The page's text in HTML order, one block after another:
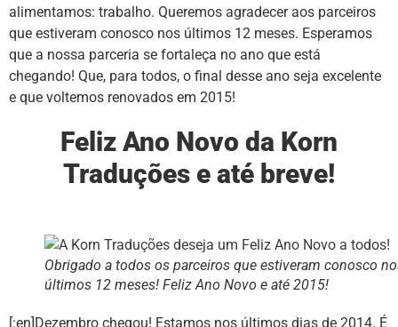
alimentamos: trabalho. Queremos agradecer aos parceiros
que estiveram conosco nos últimos 12 meses. Esperamos
que a nossa parceria se fortaleça no ano que está
chegando! Que, para todos, o final desse ano seja excelente
e que voltemos renovados em 2015!
Feliz Ano Novo da Korn
Traduções e até breve!
Obrigado a todos os parceiros que estiveram conosco
últimos 12 meses! Feliz Ano Novo e até 2015!
[:en]Dezembro chegou! Estamos nos últimos dias de 2014. É